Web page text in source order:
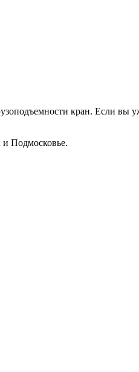
кран. Если вы
Подмосковье.